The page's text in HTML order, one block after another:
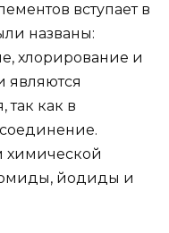
вступает в
названы:
хлорирование и
являются
как в
соединение.
химической
йодиды и